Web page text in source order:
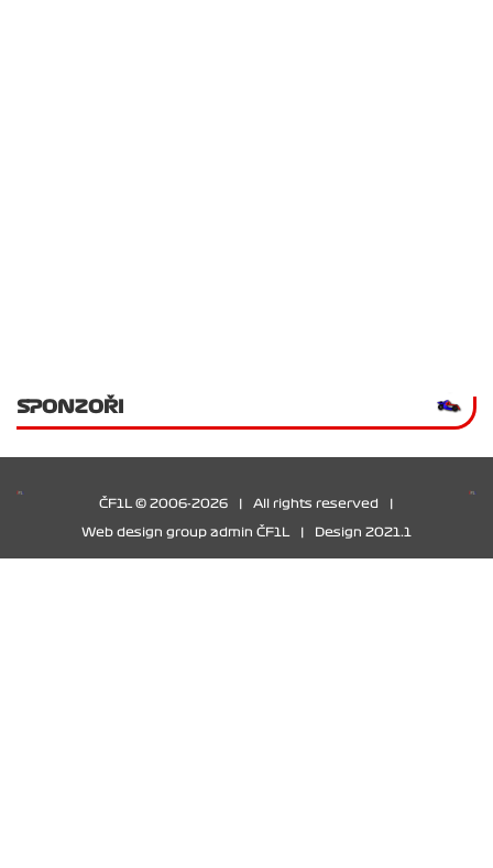
SPONZOŘI
ČF1L © 2006-2026 All rights reserved
Web design group admin ČF1L Design 2021.1